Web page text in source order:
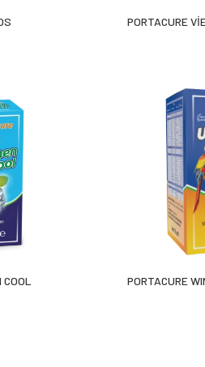
PORTACURE
COOL PORTACURE